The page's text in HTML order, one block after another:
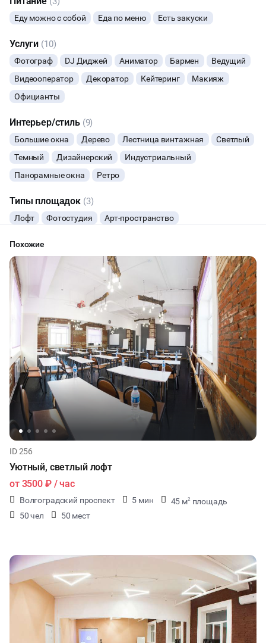
Еду можно с собой Еда по меню Есть закуски
Услуги (10)
Фотограф DJ Диджей Аниматор Бармен
Ведущий
Видеооператор
Декоратор Кейтеринг
Макияж
Официанты
Интерьер/стиль (9)
Большие окна Дерево Лестница винтажная
Светлый
Темный
Дизайнерский
Индустриальный
Панорамные окна
Ретро
Типы площадок (3)
Лофт Фотостудия Арт-пространство
НОВЫЙ ГОД
МАСТЕР-КЛАСС
СЕМИНАРЫ
ТАНЦЫ
ВЫСТАВКИ
КАСТИНГИ
НАСТОЛЬНЫЕ ИГРЫ
ФУРШЕТЫ
КОНФЕРЕНЦИИ
ЧАЕПИТИЕ
ТИМБИЛДИНГ
Похожие
ID 256
Уютный, светлый лофт
от 3500 ₽/ час
Волгоградский проспект 5 мин 45 м2 площадь
50 чел
50 мест